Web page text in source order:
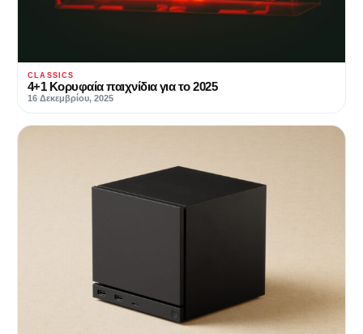
CLASSICS
4+1 Κορυφαία παιχνίδια για το 2025
16 Δεκεμβρίου, 2025